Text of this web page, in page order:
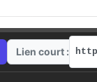
Lien court :